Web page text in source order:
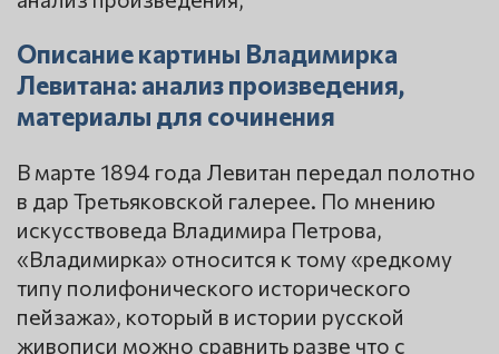
Описание картины Владимирка
Левитана: анализ произведения,
материалы для сочинения
В марте 1894 года Левитан передал полотно
в дар Третьяковской галерее. По мнению
искусствоведа Владимира Петрова,
«Владимирка» относится к тому «редкому
типу полифонического исторического
пейзажа», который в истории русской
живописи можно сравнить разве что с